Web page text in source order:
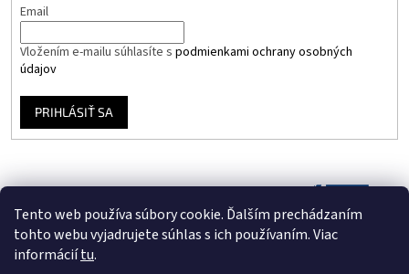
Tento web používa súbory cookie. Ďalším prechádzaním
tohto webu vyjadrujete súhlas s ich používaním. Viac
informáciítu.
Email
Vložením e-mailu súhlasíte s podmienkami ochrany osobných
údajov
PRIHLÁSIŤ SA